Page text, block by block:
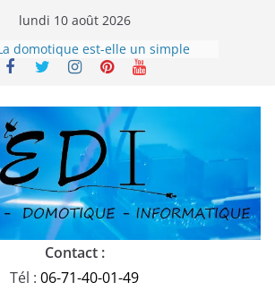
lundi 10 août 2026
ou générique ?
La domotique est-elle un simple
confort de vie ?
Remplacement des câbles U1000-
R2V : Ce qu’il faut savoir
Comprendre le Rapport de Réserve
en 2025
Parafoudre domestique : est-il
en Alsace selon la
norme NF C 15-100-1 ?
Contact :
Tél : 06-71-40-01-49